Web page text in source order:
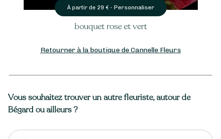
À partir de 29 € - Personnaliser
bouquet rose et vert
Retourner à la boutique de Cannelle Fleurs
Vous souhaitez trouver un autre fleuriste, autour de
Bégard ou ailleurs ?